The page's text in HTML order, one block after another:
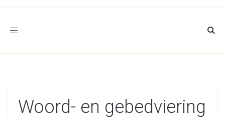
Toggle
Woord- en gebedviering